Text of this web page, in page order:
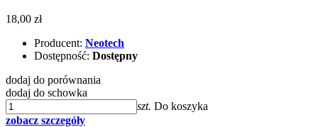
18,00 zł
Producent: Neotech
Dostępność: Dostępny
dodaj do porównania
dodaj do schowka
szt. Do koszyka
zobacz szczegóły